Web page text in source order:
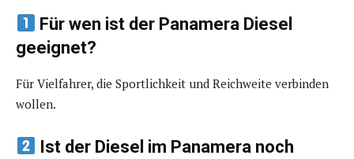
Für wen ist der Panamera Diesel
geeignet?
Für Vielfahrer, die Sportlichkeit und Reichweite verbinden
wollen.
Ist der Diesel im Panamera noch